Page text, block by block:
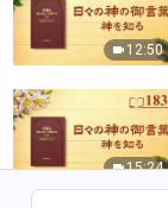
12:50
15:24